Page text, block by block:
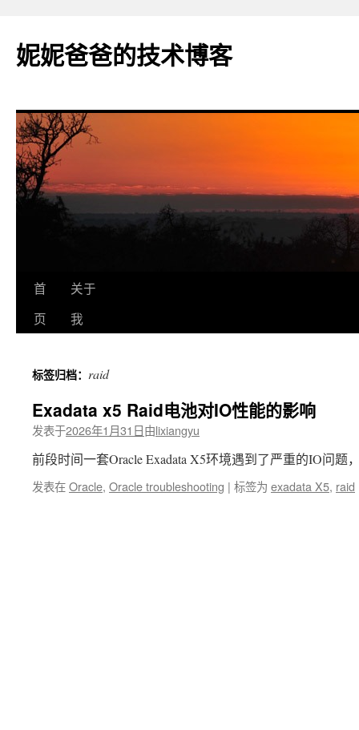
妮妮爸爸的技术博客
跳
文
首
页
关于
我
标签归档： raid
Exadata x5 Raid电池对IO性能的影响
发表于2026年1月31日由lixiangyu
前段时间一套Oracle Exadata X5环境遇到了严重的IO问
发表在Oracle, Oracle troubleshooting | 标签为 exadata X5, raid